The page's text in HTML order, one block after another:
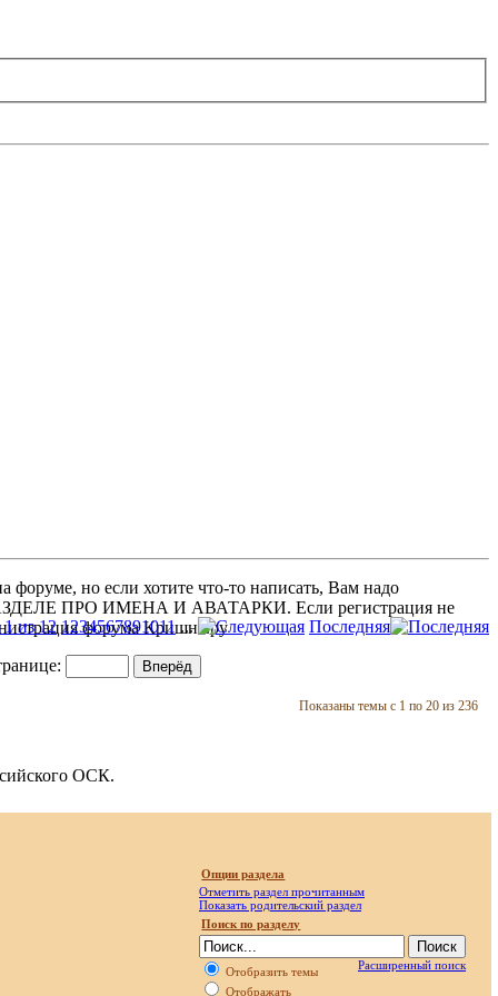
но если хотите что-то написать, Вам надо
РАЗДЕЛЕ ПРО ИМЕНА И АВАТАРКИ. Если регистрация не
форума Кришна.ру
из 12 1234567891011 ... Последняя
Показаны темы с 1 по 20 из 236
ОСК.
Опции раздела
Отметить раздел прочитанным
Показать родительский раздел
Поиск по разделу
Отобразить темы
Отображать
Расширенный поиск